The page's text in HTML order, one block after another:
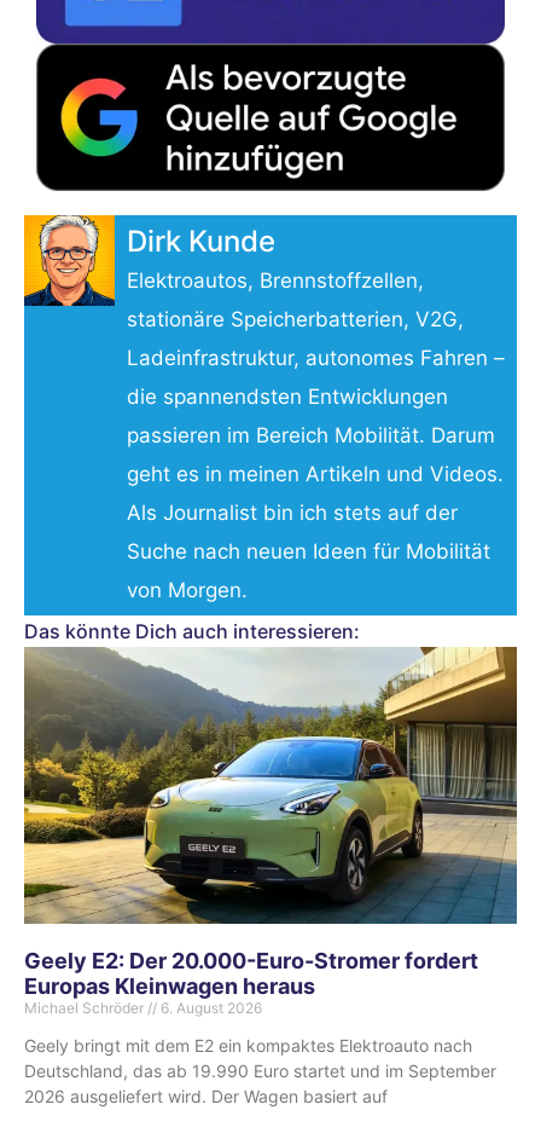
Dirk Kunde
Elektroautos, Brennstoffzellen,
stationäre Speicherbatterien, V2G,
Ladeinfrastruktur, autonomes Fahren –
die spannendsten Entwicklungen
passieren im Bereich Mobilität. Darum
geht es in meinen Artikeln und Videos.
Als Journalist bin ich stets auf der
Suche nach neuen Ideen für Mobilität
von Morgen.
Das könnte Dich auch interessieren:
Geely E2: Der 20.000-Euro-Stromer fordert
Europas Kleinwagen heraus
Michael Schröder 6. August 2026
Geely bringt mit dem E2 ein kompaktes Elektroauto nach
Deutschland, das ab 19.990 Euro startet und im September
2026 ausgeliefert wird. Der Wagen basiert auf